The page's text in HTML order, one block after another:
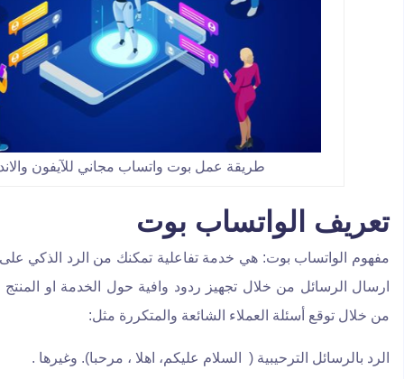
طريقة عمل بوت واتساب مجاني للآيفون
تعريف الواتساب بوت
مفهوم الواتساب بوت: هي خدمة تفاعلية تمكنك من الرد الذكي
ارسال الرسائل من خلال تجهيز ردود وافية حول الخدمة او المنتج
من خلال توقع أسئلة العملاء الشائعة والمتكررة مثل:
الرد بالرسائل الترحيبية ( السلام عليكم، اهلا ، مرحبا). وغيرها .